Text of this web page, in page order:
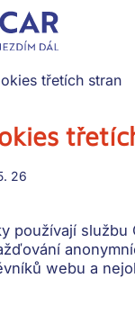
stran
třetích stran
26
používají službu
webu a